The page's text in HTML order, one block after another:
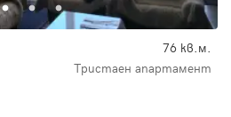
76 кв.м.
Тристаен апартамент